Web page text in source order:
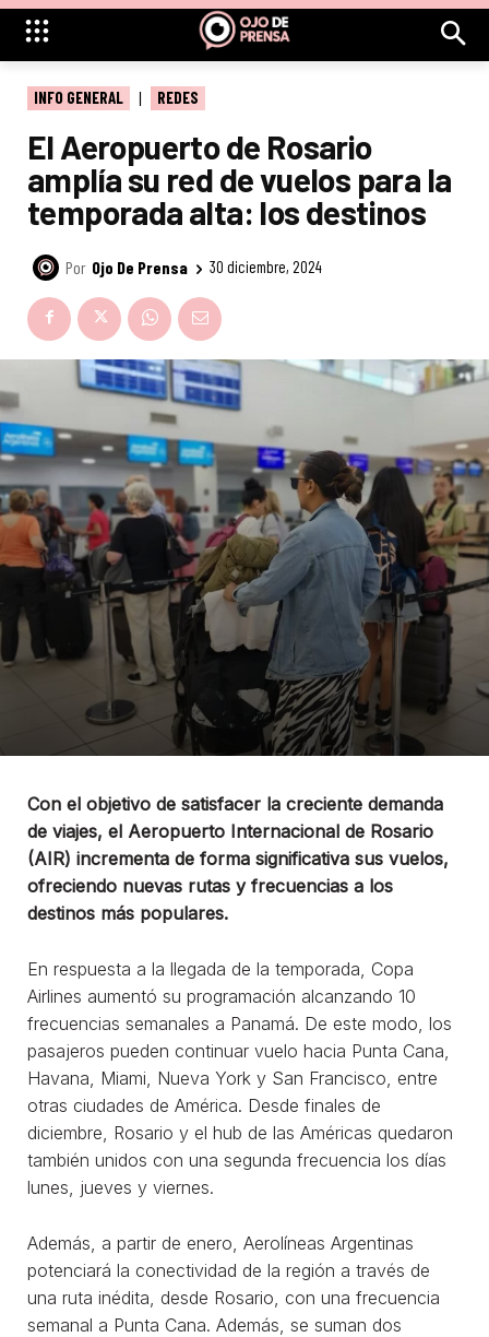
INFO GENERAL REDES
El Aeropuerto de Rosario
amplía su red de vuelos para la
temporada alta: los destinos
Por Ojo De Prensa 30 diciembre, 2024
Con el objetivo de satisfacer la creciente demanda
de viajes, el Aeropuerto Internacional de Rosario
(AIR) incrementa de forma significativa sus vuelos,
ofreciendo nuevas rutas y frecuencias a los
destinos más populares.
En respuesta a la llegada de la temporada, Copa
Airlines aumentó su programación alcanzando 10
frecuencias semanales a Panamá. De este modo, los
pasajeros pueden continuar vuelo hacia Punta Cana,
Havana, Miami, Nueva York y San Francisco, entre
otras ciudades de América. Desde finales de
diciembre, Rosario y el hub de las Américas quedaron
también unidos con una segunda frecuencia los días
lunes, jueves y viernes.
Además, a partir de enero, Aerolíneas Argentinas
potenciará la conectividad de la región a través de
una ruta inédita, desde Rosario, con una frecuencia
semanal a Punta Cana. Además, se suman dos